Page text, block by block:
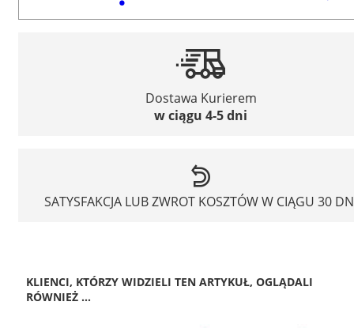
Dostawa Kurierem
w ciągu 4-5 dni
SATYSFAKCJA LUB ZWROT KOSZTÓW W CIĄGU 30
KLIENCI, KTÓRZY WIDZIELI TEN ARTYKUŁ, OGLĄDALI
RÓWNIEŻ ...